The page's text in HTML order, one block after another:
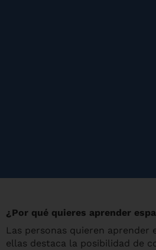
¿Por qué quieres aprender
Las personas quieren aprender
ellas destaca la posibilidad de